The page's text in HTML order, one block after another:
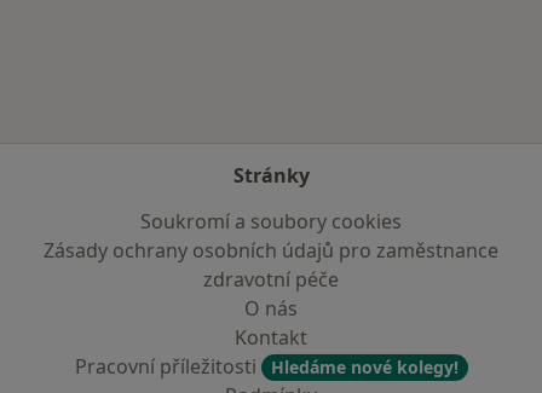
Stránky
Soukromí a soubory cookies
Zásady ochrany osobních údajů pro zaměstnance
zdravotní péče
O nás
Kontakt
Pracovní příležitosti
Hledáme nové kolegy!